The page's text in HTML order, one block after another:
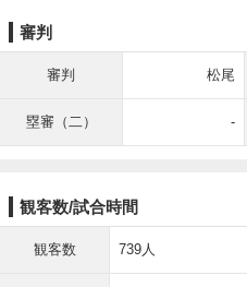
審判
審判 松尾
塁審（二） -
観客数/試合時間
観客数 739人